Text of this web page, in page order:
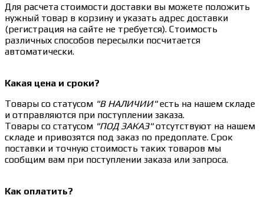
Для расчета стоимости доставки вы можете положить
нужный товар в корзину и указать адрес доставки
(регистрация на сайте не требуется). Стоимость
различных способов пересылки посчитается
автоматически.
Какая цена и сроки?
Товары со статусом "В НАЛИЧИИ"есть на нашем складе
и отправляются при поступлении заказа.
Товары со статусом "ПОД ЗАКАЗ"отсутствуют на нашем
складе и привозятся под заказ по предоплате. Срок
поставки и точную стоимость таких товаров мы
сообщим вам при поступлении заказа или запроса.
Как оплатить?